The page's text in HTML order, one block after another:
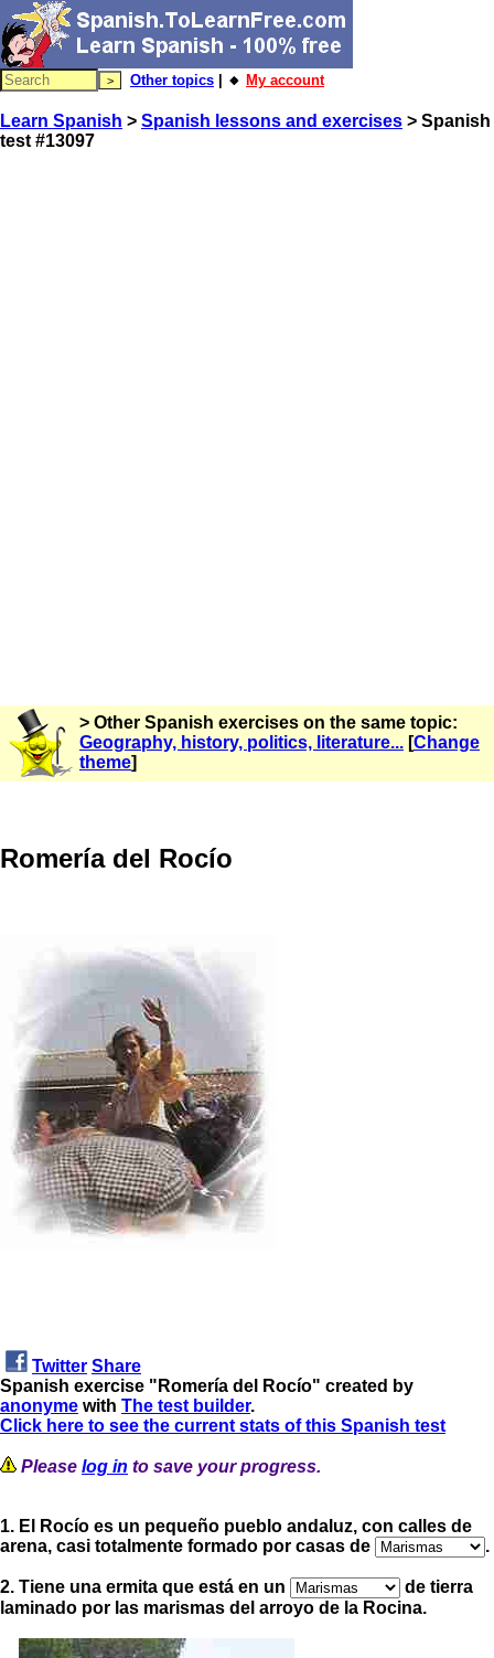
Other topics | 🔸 My account
Learn Spanish > Spanish lessons and exercises > Spanish
test #13097
> Other Spanish exercises on the same topic:
Geography, history, politics, literature... [Change
theme]
Romería del Rocío
Twitter Share
Spanish exercise "Romería del Rocío" created by
anonyme with The test builder.
Click here to see the current stats of this Spanish test
Please log in to save your progress.
1. El Rocío es un pequeño pueblo andaluz, con calles de
arena, casi totalmente formado por casas de
.
2. Tiene una ermita que está en un
de tierra
laminado por las marismas del arroyo de la Rocina.